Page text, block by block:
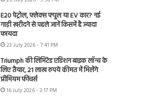
E20 पेट्रोल, फ्लेक्स फ्यूल या EV कार? नई
गाड़ी खरीदने से पहले जानें किसमें है ज्यादा
फायदा
23 July 2026 - 7:41 PM
Triumph की लिमिटेड एडिशन बाइक लॉन्च के
लिए तैयार, 21 लाख रुपये कीमत में मिलेंगे
प्रीमियम फीचर्स
16 July 2026 - 3:17 PM